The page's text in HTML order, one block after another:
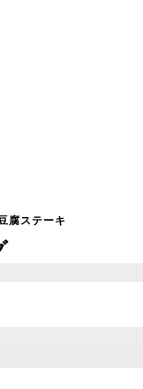
腐ステーキ